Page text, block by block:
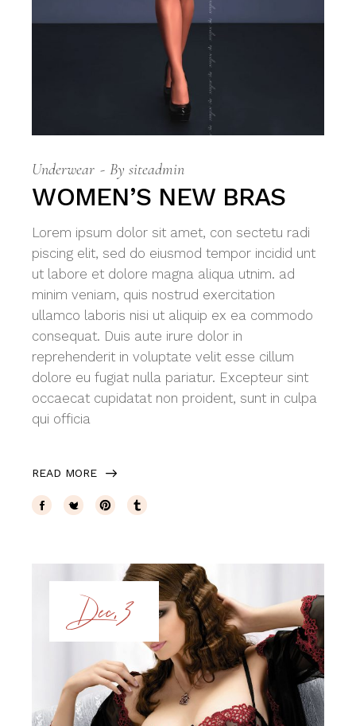
Underwear By siteadmin
WOMEN’S NEW BRAS
Lorem ipsum dolor sit amet, con sectetu radi
piscing elit, sed do eiusmod tempor incidid unt
ut labore et dolore magna aliqua utnim. ad
minim veniam, quis nostrud exercitation
ullamco laboris nisi ut aliquip ex ea commodo
consequat. Duis aute irure dolor in
reprehenderit in voluptate velit esse cillum
dolore eu fugiat nulla pariatur. Excepteur sint
occaecat cupidatat non proident, sunt in culpa
qui officia
READ MORE
Dec, 3